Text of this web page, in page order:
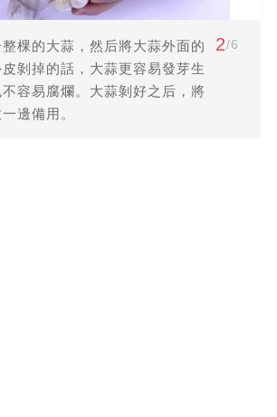
棵的大蒜，然后將大蒜外面的
剝掉的話，大蒜更容易發芽生
容易腐爛。大蒜剝好之后，將
邊備用。
2/6